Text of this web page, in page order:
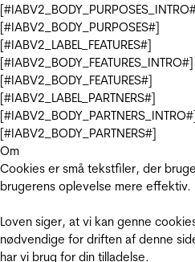
[#IABV2_BODY_PURPOSES#]
[#IABV2_LABEL_FEATURES#]
[#IABV2_BODY_FEATURES_INTRO#]
[#IABV2_BODY_FEATURES#]
[#IABV2_LABEL_PARTNERS#]
[#IABV2_BODY_PARTNERS#]
Om
Cookies er små tekstfiler, der
brugerens oplevelse mere effektiv.
Loven siger, at vi kan genne
nødvendige for driften af denne
har vi brug for din tilladelse.